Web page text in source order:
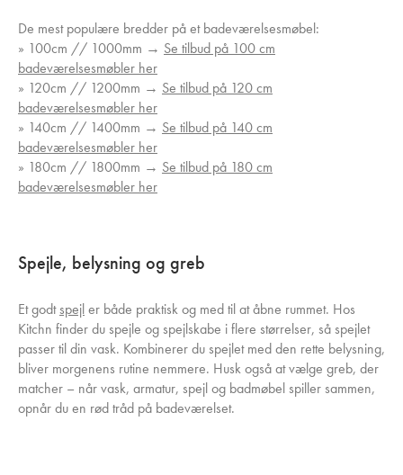
De mest populære bredder på et badeværelsesmøbel:
» 100cm // 1000mm → Se tilbud på 100 cm
badeværelsesmøbler her
» 120cm // 1200mm → Se tilbud på 120 cm
badeværelsesmøbler her
» 140cm // 1400mm → Se tilbud på 140 cm
badeværelsesmøbler her
» 180cm // 1800mm → Se tilbud på 180 cm
badeværelsesmøbler her
Spejle, belysning og greb
Et godtspejler både praktisk og med til at åbne rummet. Hos
Kitchn finder du spejle og spejlskabe i flere størrelser, så spejlet
passer til din vask. Kombinerer du spejlet med den rette belysning,
bliver morgenens rutine nemmere. Husk også at vælge greb, der
matcher – når vask, armatur, spejl og badmøbel spiller sammen,
opnår du en rød tråd på badeværelset.